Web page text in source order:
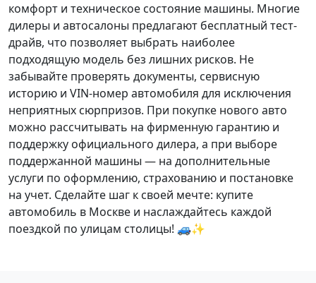
комфорт и техническое состояние машины. Многие
дилеры и автосалоны предлагают бесплатный тест-
драйв, что позволяет выбрать наиболее
подходящую модель без лишних рисков. Не
забывайте проверять документы, сервисную
историю и VIN-номер автомобиля для исключения
неприятных сюрпризов. При покупке нового авто
можно рассчитывать на фирменную гарантию и
поддержку официального дилера, а при выборе
поддержанной машины — на дополнительные
услуги по оформлению, страхованию и постановке
на учет. Сделайте шаг к своей мечте: купите
автомобиль в Москве и наслаждайтесь каждой
поездкой по улицам столицы! 🚙✨